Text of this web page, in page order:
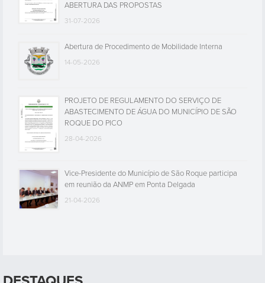
ABERTURA DAS PROPOSTAS
31-07-2026
Abertura de Procedimento de Mobilidade Interna
14-05-2026
PROJETO DE REGULAMENTO DO SERVIÇO DE
ABASTECIMENTO DE ÁGUA DO MUNICÍPIO DE SÃO
ROQUE DO PICO
28-04-2026
Vice-Presidente do Município de São Roque participa
em reunião da ANMP em Ponta Delgada
21-04-2026